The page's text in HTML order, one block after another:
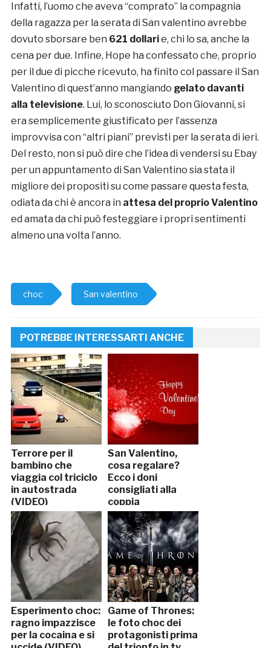
Infatti, l’uomo che aveva “comprato” la compagnia
della ragazza per la serata di San valentino avrebbe
dovuto sborsare ben 621 dollarie, chi lo sa, anche la
cena per due. Infine, Hope ha confessato che, proprio
per il due di picche ricevuto, ha finito col passare il San
Valentino di quest’anno mangiando gelato davanti
alla televisione. Lui, lo sconosciuto Don Giovanni, si
era semplicemente giustificato per l’assenza
improvvisa con “altri piani” previsti per la serata di ieri.
Del resto, non si può dire che l’idea di vendersi su Ebay
per un appuntamento di San Valentino sia stata il
migliore dei propositi su come passare questa festa,
odiata da chi è ancora in attesa del proprio Valentino
ed amata da chi può festeggiare i propri sentimenti
almeno una volta l’anno.
choc San valentino
POTREBBE INTERESSARTI ANCHE
Terrore per il
bambino che
viaggia col triciclo
in autostrada
(VIDEO)
San Valentino,
cosa regalare?
Ecco i doni
consigliati alla
coppia
Esperimento choc:
ragno impazzisce
per la cocaina e si
Game of Thrones:
le foto choc dei
protagonisti prima